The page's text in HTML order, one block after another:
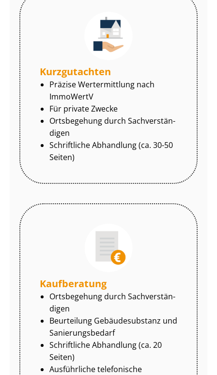
Kurzgutachten
Präzise Wertermittlung nach
ImmoWertV
Für private Zwecke
Ortsbegehung durch Sach­ver­stän­
di­gen
Schriftliche Abhandlung (ca. 30-50
Seiten)
Kaufberatung
Ortsbegehung durch Sach­ver­stän­
di­gen
Beurteilung Gebäudesubstanz und
Sa­nie­rungs­be­darf
Schriftliche Abhandlung (ca. 20
Seiten)
Ausführliche telefonische